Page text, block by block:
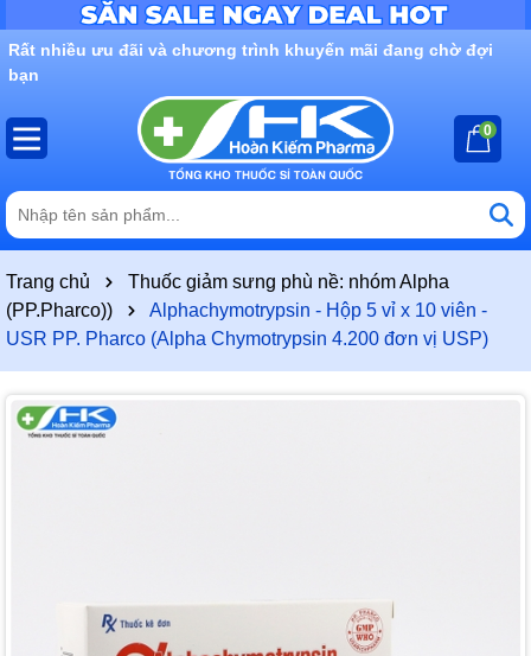
Rất nhiều ưu đãi và chương trình khuyến mãi đang chờ đợi
bạn
0
Trang chủ
Thuốc giảm sưng phù nề: nhóm Alpha
(PP.Pharco))
Alphachymotrypsin - Hộp 5 vỉ x 10 viên -
USR PP. Pharco (Alpha Chymotrypsin 4.200 đơn vị USP)